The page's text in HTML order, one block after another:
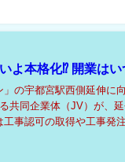
よ本格化⁉ 開業はい
の宇都宮駅西側延伸に
共同企業体（JV）が、
事認可の取得や工事発